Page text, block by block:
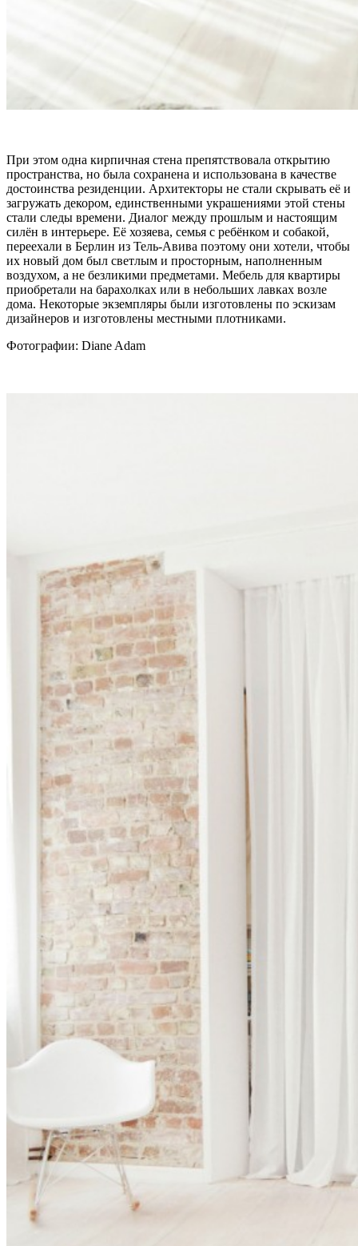
При этом одна кирпичная стена препятствовала открытию
пространства, но была сохранена и использована в качестве
достоинства резиденции. Архитекторы не стали скрывать её и
загружать декором, единственными украшениями этой стены
стали следы времени. Диалог между прошлым и настоящим
силён в интерьере. Её хозяева, семья с ребёнком и собакой,
переехали в Берлин из Тель-Авива поэтому они хотели, чтобы
их новый дом был светлым и просторным, наполненным
воздухом, а не безликими предметами. Мебель для квартиры
приобретали на барахолках или в небольших лавках возле
дома. Некоторые экземпляры были изготовлены по эскизам
дизайнеров и изготовлены местными плотниками.
Фотографии: Diane Adam